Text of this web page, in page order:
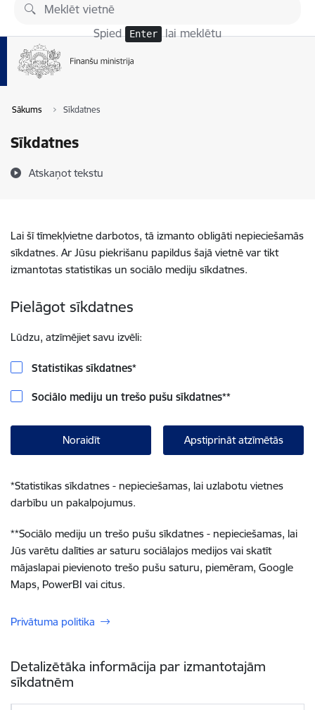
Pāriet uz lapas saturu
Spied Enter lai meklētu
Sākums Sīkdatnes
Sīkdatnes
Atskaņot tekstu
Lai šī tīmekļvietne darbotos, tā izmanto obligāti nepieciešamās
sīkdatnes. Ar Jūsu piekrišanu papildus šajā vietnē var tikt
izmantotas statistikas un sociālo mediju sīkdatnes.
Pielāgot sīkdatnes
Lūdzu, atzīmējiet savu izvēli:
Statistikas sīkdatnes*
Sociālo mediju un trešo pušu sīkdatnes**
Noraidīt Apstiprināt atzīmētās
*Statistikas sīkdatnes - nepieciešamas, lai uzlabotu vietnes
darbību un pakalpojumus.
**Sociālo mediju un trešo pušu sīkdatnes - nepieciešamas, lai
Jūs varētu dalīties ar saturu sociālajos medijos vai skatīt
mājaslapai pievienoto trešo pušu saturu, piemēram, Google
Maps, PowerBI vai citus.
Privātuma politika
Detalizētāka informācija par izmantotajām
sīkdatnēm